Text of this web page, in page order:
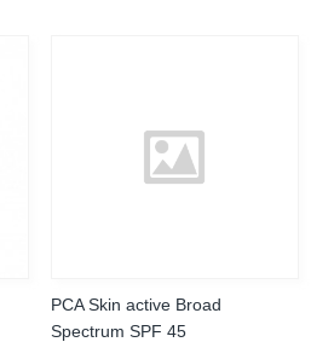
PCA Skin active Broad
Spectrum SPF 45